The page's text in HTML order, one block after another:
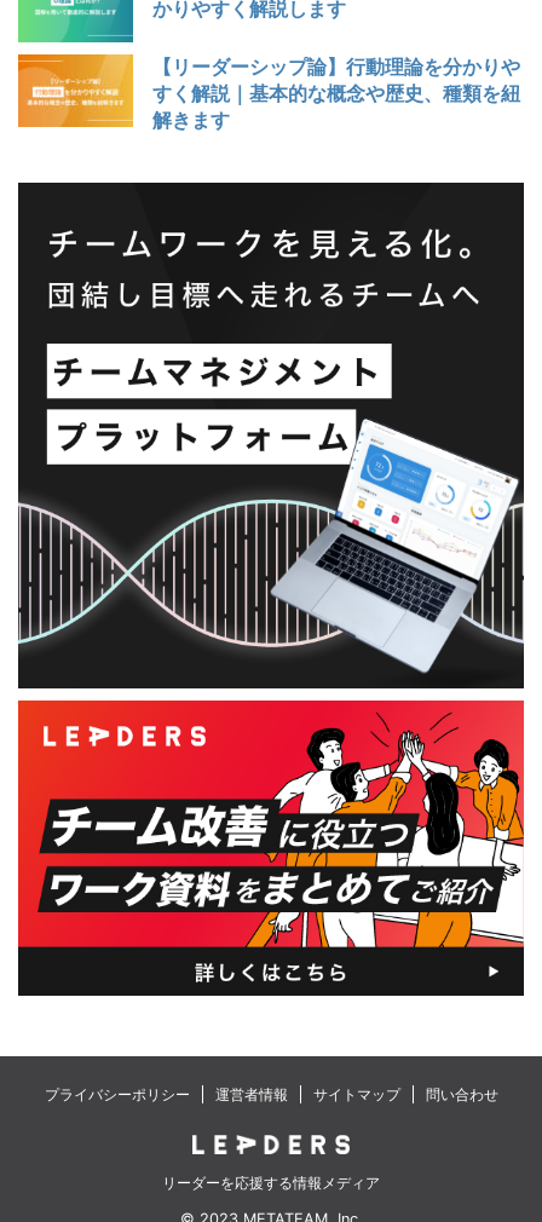
かりやすく解説します
【リーダーシップ論】行動理論を分かりや
すく解説｜基本的な概念や歴史、種類を紐
解きます
プライバシーポリシー 運営者情報 サイトマップ 問い合わせ
リーダーを応援する情報メディア